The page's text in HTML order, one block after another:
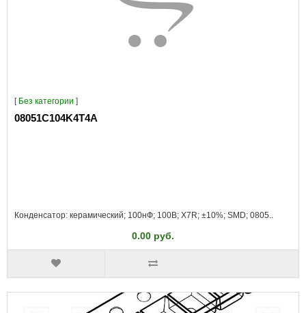
[ Без категории ]
08051C104K4T4A
Конденсатор: керамический; 100нФ; 100В; X7R; ±10%; SMD; 0805..
0.00 руб.